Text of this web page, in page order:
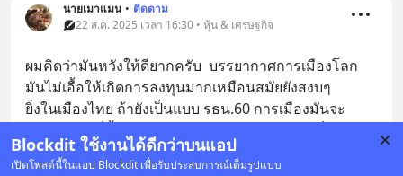
Blockdit ใช้งานได้ดีกว่าบนแอป
เปิดโพสต์นี้ในแอป Blockdit เพื่อรับประสบการณ์เต็มรูปแบบ
นายเมาแมน • ติดตาม
22 ส.ค. 2025 เวลา 16:30 • หุ้น & เศรษฐกิจ
ผมคิดว่ามันหวังให้ดียากครับ  บรรยากาศการเมืองโลก
มันไม่เอื้อให้เกิดการลงทุนมากเหมือนสมัยยังสงบๆ
ยิ่งในเมืองไทย ถ้ายังเป็นแบบ รธน.60 การเมืองมันจะ
ดูเพิ่มเติม